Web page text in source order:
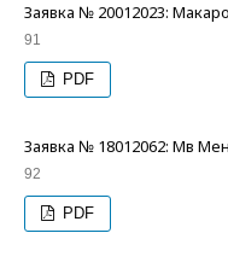
Заявка № 20012023:
91
PDF
Заявка № 18012062: Мв
92
PDF